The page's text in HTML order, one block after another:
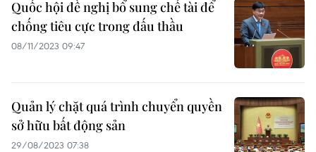
Quốc hội đề nghị bổ sung chế tài để
chống tiêu cực trong đấu thầu
08/11/2023 09:47
Quản lý chặt quá trình chuyển quyền
sở hữu bất động sản
29/08/2023 07:38